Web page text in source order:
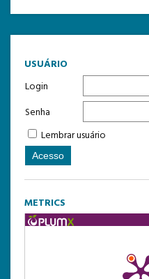
USUÁRIO
Login
Senha
Lembrar usuário
METRICS